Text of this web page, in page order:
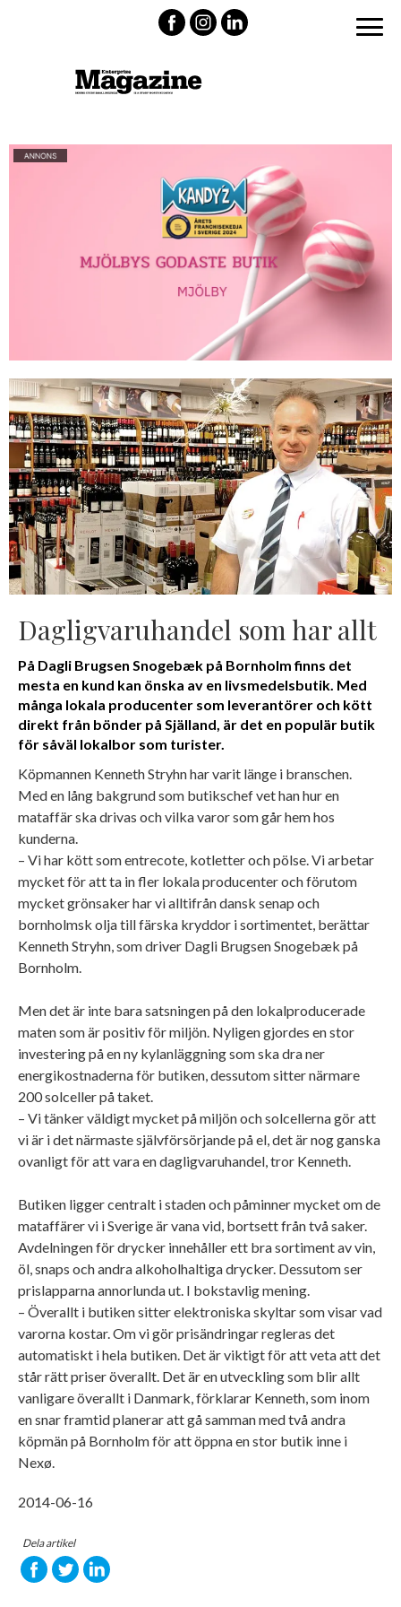
Dagligvaruhandel som har allt
På Dagli Brugsen Snogebæk på Bornholm finns det
mesta en kund kan önska av en livsmedelsbutik. Med
många lokala producenter som leverantörer och kött
direkt från bönder på Själland, är det en populär butik
för såväl lokalbor som turister.
Köpmannen Kenneth Stryhn har varit länge i branschen.
Med en lång bakgrund som butikschef vet han hur en
mataffär ska drivas och vilka varor som går hem hos
kunderna.
– Vi har kött som entrecote, kotletter och pölse. Vi arbetar
mycket för att ta in fler lokala producenter och förutom
mycket grönsaker har vi alltifrån dansk senap och
bornholmsk olja till färska kryddor i sortimentet, berättar
Kenneth Stryhn, som driver Dagli Brugsen Snogebæk på
Bornholm.
Men det är inte bara satsningen på den lokalproducerade
maten som är positiv för miljön. Nyligen gjordes en stor
investering på en ny kylanläggning som ska dra ner
energikostnaderna för butiken, dessutom sitter närmare
200 solceller på taket.
– Vi tänker väldigt mycket på miljön och solcellerna gör att
vi är i det närmaste självförsörjande på el, det är nog ganska
ovanligt för att vara en dagligvaruhandel, tror Kenneth.
Butiken ligger centralt i staden och påminner mycket om de
mataffärer vi i Sverige är vana vid, bortsett från två saker.
Avdelningen för drycker innehåller ett bra sortiment av vin,
öl, snaps och andra alkoholhaltiga drycker. Dessutom ser
prislapparna annorlunda ut. I bokstavlig mening.
– Överallt i butiken sitter elektroniska skyltar som visar vad
varorna kostar. Om vi gör prisändringar regleras det
automatiskt i hela butiken. Det är viktigt för att veta att det
står rätt priser överallt. Det är en utveckling som blir allt
vanligare överallt i Danmark, förklarar Kenneth, som inom
en snar framtid planerar att gå samman med två andra
köpmän på Bornholm för att öppna en stor butik inne i
Nexø.
2014-06-16
Dela artikel